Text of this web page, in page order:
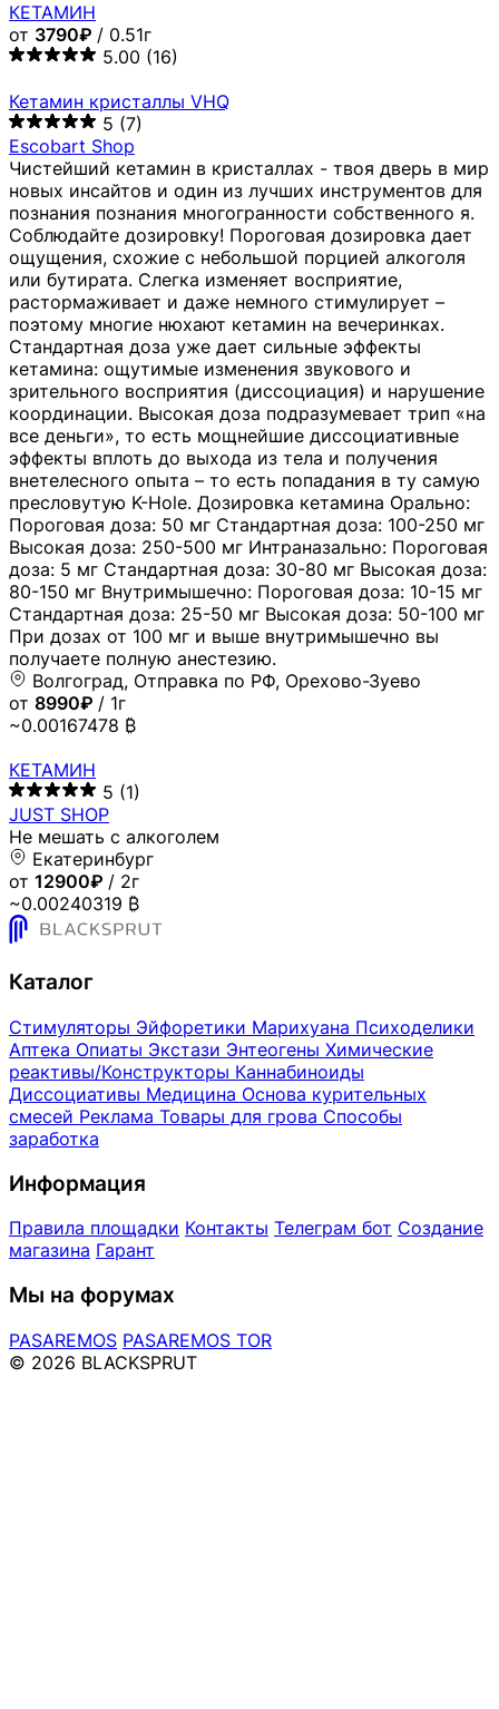
КЕТАМИН
от 3790₽ / 0.51г
5.00 (16)
Кетамин кристаллы VHQ
5 (7)
Escobart Shop
Чистейший кетамин в кристаллах - твоя дверь в мир
новых инсайтов и один из лучших инструментов для
познания познания многогранности собственного я.
Соблюдайте дозировку! Пороговая дозировка дает
ощущения, схожие с небольшой порцией алкоголя
или бутирата. Слегка изменяет восприятие,
растормаживает и даже немного стимулирует –
поэтому многие нюхают кетамин на вечеринках.
Стандартная доза уже дает сильные эффекты
кетамина: ощутимые изменения звукового и
зрительного восприятия (диссоциация) и нарушение
координации. Высокая доза подразумевает трип «на
все деньги», то есть мощнейшие диссоциативные
эффекты вплоть до выхода из тела и получения
внетелесного опыта – то есть попадания в ту самую
пресловутую K-Hole. Дозировка кетамина Орально:
Пороговая доза: 50 мг Стандартная доза: 100-250 мг
Высокая доза: 250-500 мг Интраназально: Пороговая
доза: 5 мг Стандартная доза: 30-80 мг Высокая доза:
80-150 мг Внутримышечно: Пороговая доза: 10-15 мг
Стандартная доза: 25-50 мг Высокая доза: 50-100 мг
При дозах от 100 мг и выше внутримышечно вы
получаете полную анестезию.
Волгоград, Отправка по РФ, Орехово-Зуево
от 8990₽ / 1г
~0.00167478 ₿
КЕТАМИН
5 (1)
JUST SHOP
Не мешать с алкоголем
Екатеринбург
от 12900₽ / 2г
~0.00240319 ₿
Каталог
Стимуляторы Эйфоретики Марихуана Психоделики
Аптека Опиаты Экстази Энтеогены Химические
реактивы/Конструкторы Каннабиноиды
Диссоциативы Медицина Основа курительных
смесей Реклама Товары для грова Способы
заработка
Информация
Правила площадки Контакты Телеграм бот Создание
магазина Гарант
Мы на форумах
PASAREMOS PASAREMOS TOR
© 2026 BLACKSPRUT